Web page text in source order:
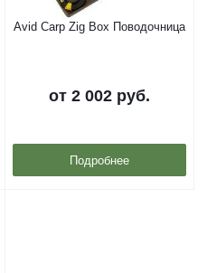
Avid Carp Zig Box Поводочница
от 2 002 руб.
Подробнее